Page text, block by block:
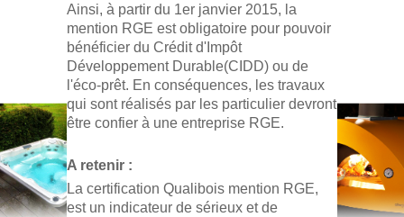
Ainsi, à partir du 1er janvier 2015, la
mention RGE est obligatoire pour pouvoir
bénéficier du Crédit d'Impôt
Développement Durable(CIDD) ou de
l'éco-prêt. En conséquences, les travaux
qui sont réalisés par les particulier devront
être confier à une entreprise RGE.
A retenir :
La certification Qualibois mention RGE,
est un indicateur de sérieux et de